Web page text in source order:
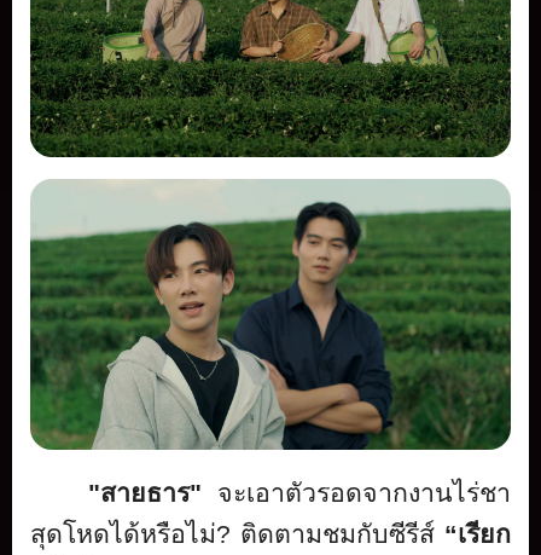
"สายธาร" จะเอาตัวรอดจากงานไร่ชา
สุดโหดได้หรือไม่? ติดตามชมกับซีรีส์ “เรียก